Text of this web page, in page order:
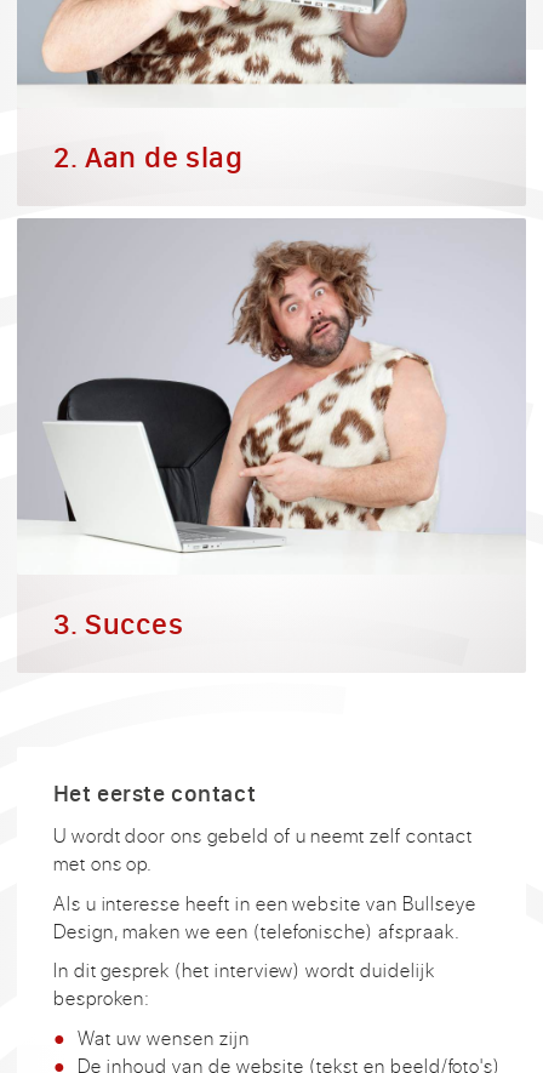
2. Aan de slag
3. Succes
Het eerste contact
U wordt door ons gebeld of u neemt zelf contact
met ons op.
Als u interesse heeft in een website van Bullseye
Design, maken we een (telefonische) afspraak.
In dit gesprek (het interview) wordt duidelijk
besproken:
Wat uw wensen zijn
De inhoud van de website (tekst en beeld/foto's)